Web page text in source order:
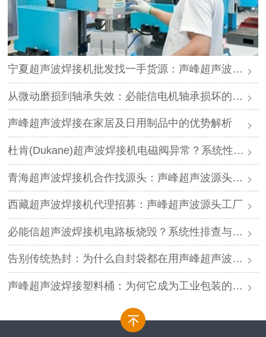
宁夏超声波焊接机批发找一手货源：声峰超声波源头工厂
从微动磨损到轴承失效：必能信电机轴承损坏的机理分析与专业修复
声峰超声波焊接在家居及日用制品中的优势解析
杜肯(Dukane)超声波焊接机电磁阀异常？系统性排查与专业解决方案
青海超声波焊接机合作找源头：声峰超声波源头工厂
西藏超声波焊接机代理招募：声峰超声波源头工厂
必能信超声波焊接机电路板烧毁？系统性排查与专业解决方案
告别传统热封：为什么自封袋都在用声峰超声波焊接？
声峰超声波焊接塑料桶：为何它成为工业包装的新标准？